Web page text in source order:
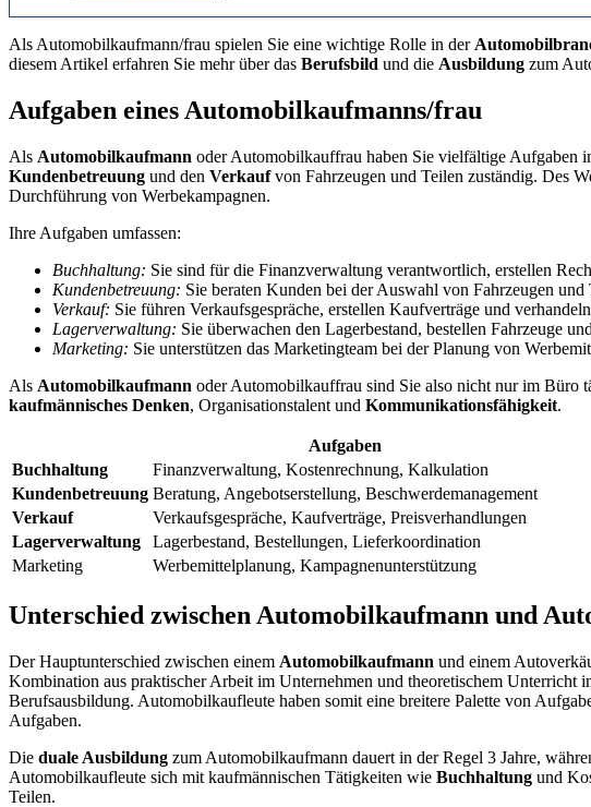
Als Automobilkaufmann/frau spielen Sie eine wichtige Rolle in der
diesem Artikel erfahren Sie mehr über das Berufsbild und die Ausbildung zum
Aufgaben eines Automobilkaufmanns/frau
Als Automobilkaufmann oder Automobilkauffrau haben Sie vielfältige Aufgaben
Kundenbetreuung und den Verkaufvon Fahrzeugen und Teilen zuständig. Des
Durchführung von Werbekampagnen.
Ihre Aufgaben umfassen:
Buchhaltung: Sie sind für die Finanzverwaltung verantwortlich, erstellen
Kundenbetreuung: Sie beraten Kunden bei der Auswahl von Fahrzeugen
Verkauf: Sie führen Verkaufsgespräche, erstellen Kaufverträge und
Lagerverwaltung: Sie überwachen den Lagerbestand, bestellen Fahrzeuge
Marketing: Sie unterstützen das Marketingteam bei der Planung von
Als Automobilkaufmann oder Automobilkauffrau sind Sie also nicht nur im Büro
kaufmännisches Denken, Organisationstalent und Kommunikationsfähigkeit.
Aufgaben
Buchhaltung
Finanzverwaltung, Kostenrechnung, Kalkulation
Kundenbetreuung Beratung, Angebotserstellung, Beschwerdemanagement
Verkauf
Verkaufsgespräche, Kaufverträge, Preisverhandlungen
Lagerverwaltung
Lagerbestand, Bestellungen, Lieferkoordination
Marketing
Werbemittelplanung, Kampagnenunterstützung
Unterschied zwischen Automobilkaufmann und
Der Hauptunterschied zwischen einem Automobilkaufmann und einem
Kombination aus praktischer Arbeit im Unternehmen und theoretischem Unterricht
Berufsausbildung. Automobilkaufleute haben somit eine breitere Palette von
Aufgaben.
Die duale Ausbildung zum Automobilkaufmann dauert in der Regel 3 Jahre,
Automobilkaufleute sich mit kaufmännischen Tätigkeiten wie Buchhaltung und
Teilen.